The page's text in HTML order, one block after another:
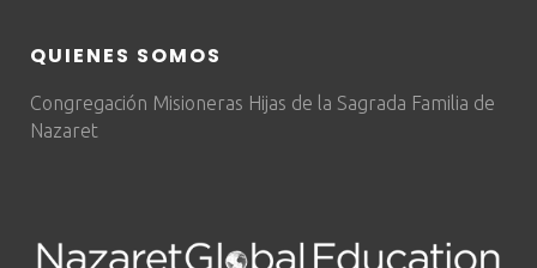
QUIENES SOMOS
Congregación Misioneras Hijas de la Sagrada Familia de
Nazaret